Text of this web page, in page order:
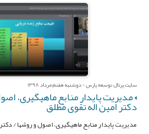
سایت پرتال توسعه پارس - دوشنبه هفنم مرداد 1398
مدیریت پایدار منابع ماهیگیری،
دکتر امین اله تقوی مطلق
مدیریت پایدار منابع ماهیگیری، اصول و روشها /